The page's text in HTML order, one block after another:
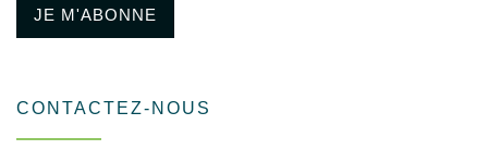
JE M'ABONNE
CONTACTEZ-NOUS